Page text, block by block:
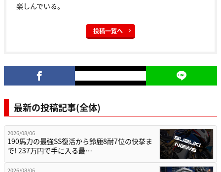
楽しんでいる。
投稿一覧へ
最新の投稿記事(全体)
2026/08/06
190馬力の最強SS復活から鈴鹿8耐7位の快挙ま
で! 237万円で手に入る最…
2026/08/06